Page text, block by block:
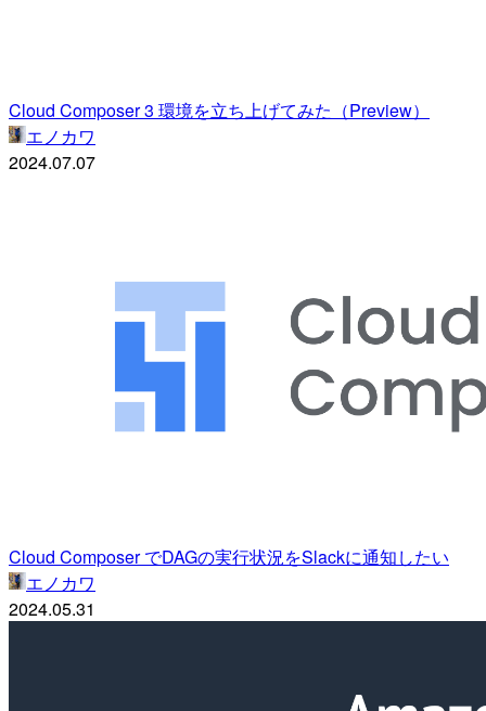
Cloud Composer 3 環境を立ち上げてみた（Preview）
エノカワ
2024.07.07
Cloud Composer でDAGの実行状況をSlackに通知したい
エノカワ
2024.05.31